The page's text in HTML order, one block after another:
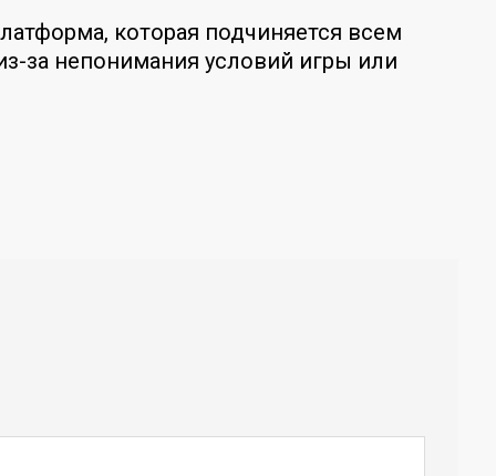
которая подчиняется всем
за непонимания условий игры или